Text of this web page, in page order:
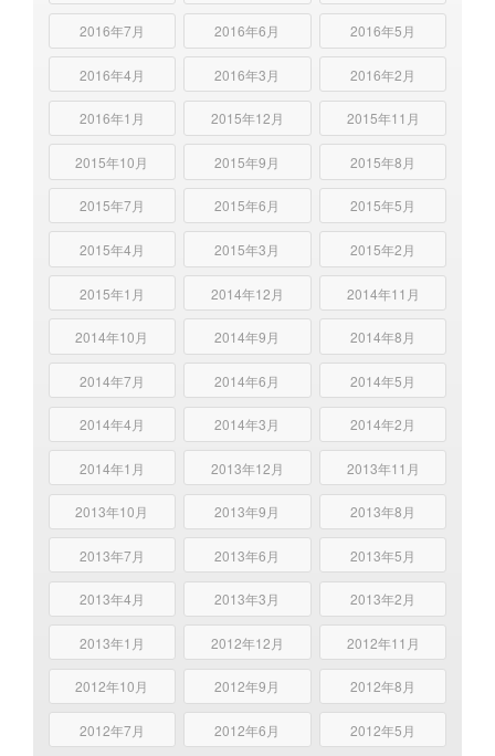
2016年7月 2016年6月 2016年5月
2016年4月 2016年3月 2016年2月
2016年1月 2015年12月 2015年11月
2015年10月 2015年9月 2015年8月
2015年7月 2015年6月 2015年5月
2015年4月 2015年3月 2015年2月
2015年1月 2014年12月 2014年11月
2014年10月 2014年9月 2014年8月
2014年7月 2014年6月 2014年5月
2014年4月 2014年3月 2014年2月
2014年1月 2013年12月 2013年11月
2013年10月 2013年9月 2013年8月
2013年7月 2013年6月 2013年5月
2013年4月 2013年3月 2013年2月
2013年1月 2012年12月 2012年11月
2012年10月 2012年9月 2012年8月
2012年7月 2012年6月 2012年5月